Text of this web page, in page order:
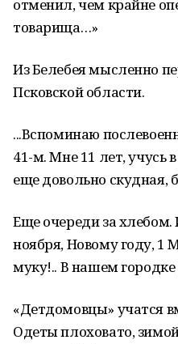
отменил, чем крайне
товарища…»
Из Белебея мысленно
Псковской области.
...Вспоминаю
41-м. Мне 11 лет, учусь
еще довольно скудная,
Еще очереди за
ноября, Новому году,
муку!.. В нашем
«Детдомовцы» учатся
Одеты плоховато,